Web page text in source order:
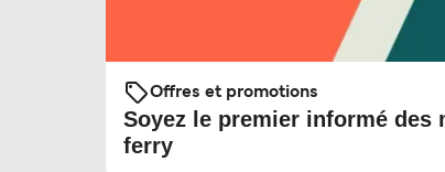
Offres et promotions
Soyez le premier informé des
ferry